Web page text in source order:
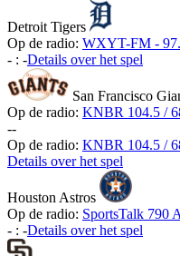
Detroit Tigers
Op de radio: WXYT-FM -
- : -Details over het spel
San Francisco
Op de radio: KNBR 104.5 /
--
Op de radio: KNBR 104.5 /
Details over het spel
Houston Astros
Op de radio: SportsTalk 790
- : -Details over het spel